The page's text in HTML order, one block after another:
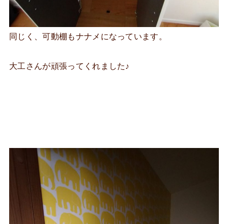
同じく、可動棚もナナメになっています。
大工さんが頑張ってくれました♪